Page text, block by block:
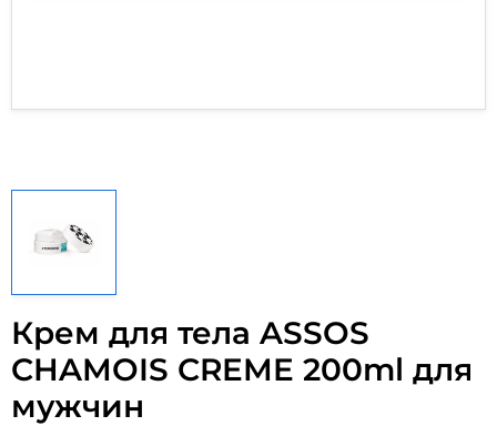
Крем для тела ASSOS
CHAMOIS CREME 200ml для
мужчин